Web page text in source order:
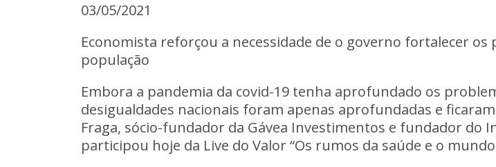
03/05/2021
Economista reforçou a necessidade de o governo fortalecer
população
Embora a pandemia da covid-19 tenha aprofundado os
desigualdades nacionais foram apenas aprofundadas e
Fraga, sócio-fundador da Gávea Investimentos e fundador do
participou hoje da Live do Valor “Os rumos da saúde e o